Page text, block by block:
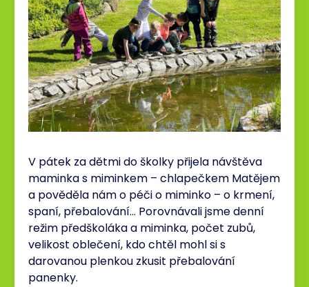
V pátek za dětmi do školky přijela návštěva
maminka s miminkem – chlapečkem Matějem
a pověděla nám o péči o miminko – o krmení,
spaní, přebalování… Porovnávali jsme denní
režim předškoláka a miminka, počet zubů,
velikost oblečení, kdo chtěl mohl si s
darovanou plenkou zkusit přebalování
panenky.